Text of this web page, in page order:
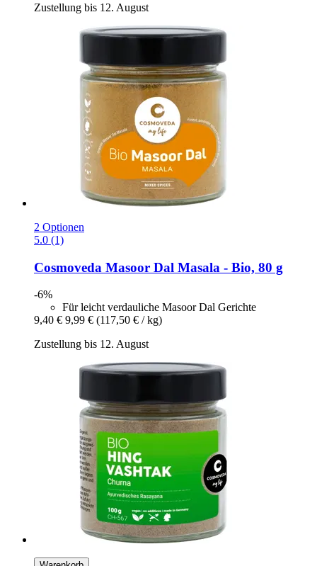
Zustellung bis 12. August
2 Optionen
5.0 (1)
Cosmoveda Masoor Dal Masala -​ Bio, 80 g
-6%
Für leicht verdauliche Masoor Dal Gerichte
9,40 € 9,99 € (117,50 € / kg)
Zustellung bis 12. August